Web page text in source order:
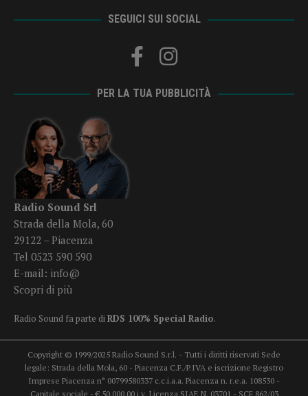
SEGUICI SUI SOCIAL
PER LA TUA PUBBLICITÀ
Radio Sound Srl
Strada della Mola, 60
29122 – Piacenza
Tel 0523 590 590
E-mail: info@
Scopri di più
Radio Sound fa parte diRDS 100% Special Radio.
Copyright © 1999/2025 Radio Sound S.r.l. - Tutti i diritti riservati Sede
legale: Strada della Mola, 60 - Piacenza C.F./P.IVA e iscrizione Registro
Imprese Piacenza n° 00799580337 c.c.i.a.a. Piacenza n. r.e.a. 108530 -
Capitale sociale - € 50.000,00 i.v. Licenza SIAE N. 03701 - SCF 862/03